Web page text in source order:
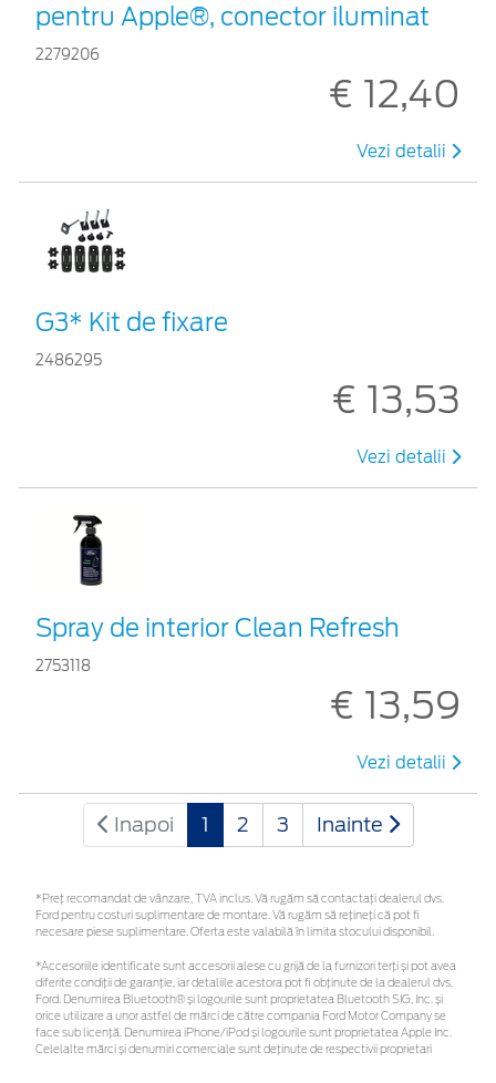
pentru Apple®, conector iluminat
2279206
€ 12,40
Vezi detalii
G3* Kit de fixare
2486295
€ 13,53
Vezi detalii
Spray de interior Clean Refresh
2753118
€ 13,59
Vezi detalii
Inapoi 1 2 3 Inainte
*Preţ recomandat de vânzare, TVA inclus. Vă rugăm să contactaţi dealerul dvs.
Ford pentru costuri suplimentare de montare. Vă rugăm să rețineți că pot fi
necesare piese suplimentare. Oferta este valabilă în limita stocului disponibil.
*Accesoriile identificate sunt accesorii alese cu grijă de la furnizori terți și pot avea
diferite condiții de garanție, iar detaliile acestora pot fi obținute de la dealerul dvs.
Ford. Denumirea Bluetooth® și logourile sunt proprietatea Bluetooth SIG, Inc. și
orice utilizare a unor astfel de mărci de către compania Ford Motor Company se
face sub licență. Denumirea iPhone/iPod și logourile sunt proprietatea Apple Inc.
Celelalte mărci și denumiri comerciale sunt deținute de respectivii proprietari